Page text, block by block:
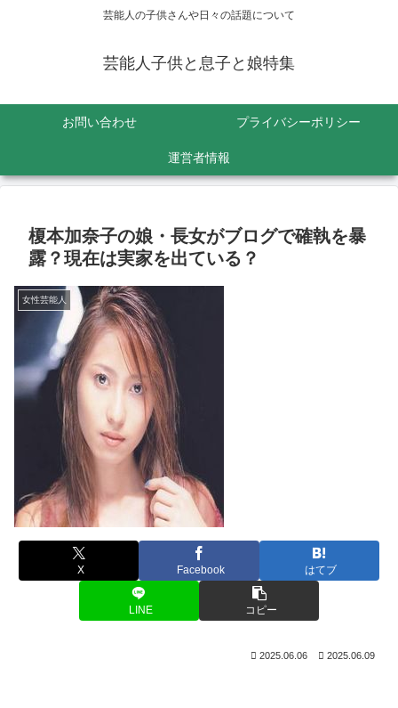
芸能人の子供さんや日々の話題について
芸能人子供と息子と娘特集
お問い合わせ プライバシーポリシー
運営者情報
榎本加奈子の娘・長女がブログで確執を暴
露？現在は実家を出ている？
女性芸能人
X Facebook はてブ
LINE コピー
2025.06.06 2025.06.09